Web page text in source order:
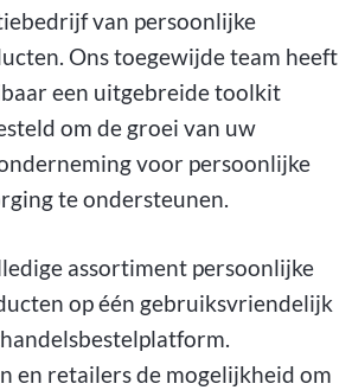
van persoonlijke
Ons toegewijde team heeft
een uitgebreide toolkit
om de groei van uw
voor persoonlijke
te ondersteunen.
assortiment persoonlijke
op één gebruiksvriendelijk
en retailers de mogelijkheid om